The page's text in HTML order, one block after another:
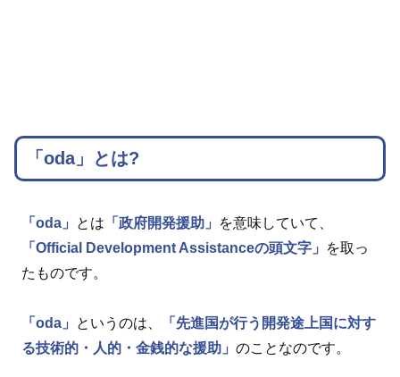
「oda」とは?
「oda」 とは 「政府開発援助」
を意味していて、
「Official Development Assistanceの頭文字」
を取っ
たものです。
「oda」 というのは、
「先進国が行う開発途上国に対す
る技術的・人的・金銭的な援助」 のことなのです。